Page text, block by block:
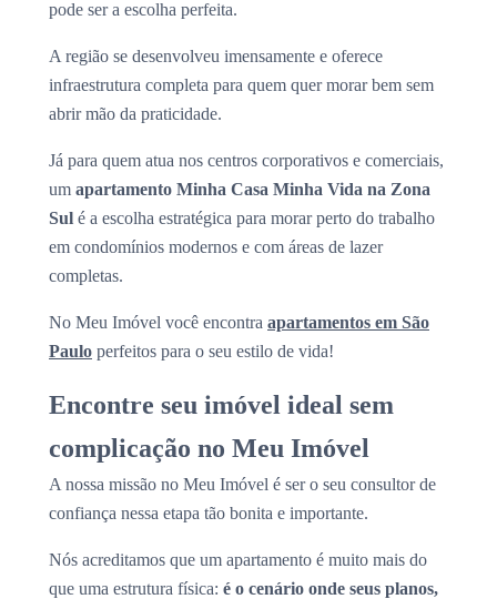
pode ser a escolha perfeita.
A região se desenvolveu imensamente e oferece
infraestrutura completa para quem quer morar bem sem
abrir mão da praticidade.
Já para quem atua nos centros corporativos e comerciais,
um apartamento Minha Casa Minha Vida na Zona
Sul é a escolha estratégica para morar perto do trabalho
em condomínios modernos e com áreas de lazer
completas.
No Meu Imóvel você encontra apartamentos em São
Paulo perfeitos para o seu estilo de vida!
Encontre seu imóvel ideal sem
complicação no Meu Imóvel
A nossa missão no Meu Imóvel é ser o seu consultor de
confiança nessa etapa tão bonita e importante.
Nós acreditamos que um apartamento é muito mais do
que uma estrutura física: é o cenário onde seus planos,